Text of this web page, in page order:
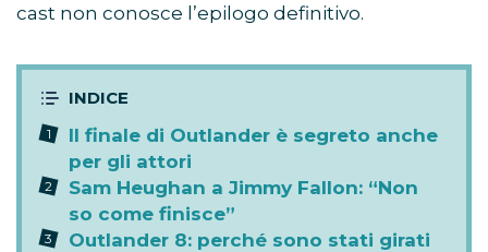
cast non conosce l’epilogo definitivo.
Il finale di Outlander è segreto anche
per gli attori
Sam Heughan a Jimmy Fallon: “Non
so come finisce”
Outlander 8: perché sono stati girati